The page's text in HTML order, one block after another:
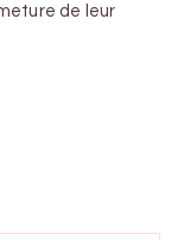
de leur